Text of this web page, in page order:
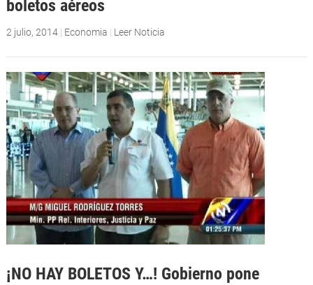
boletos aéreos
2 julio, 2014| Economia | Leer Noticia
¡NO HAY BOLETOS Y…! Gobierno pone